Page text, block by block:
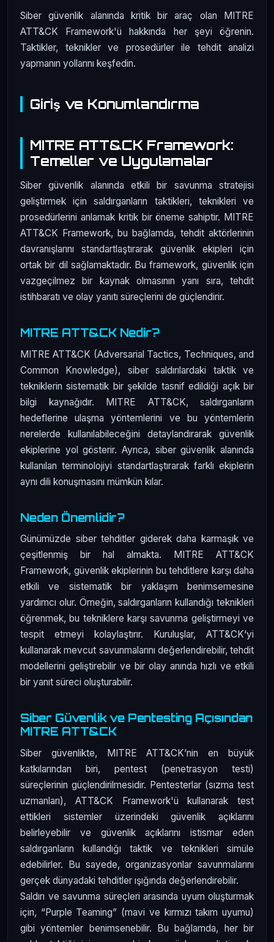
Siber güvenlik alanında kritik bir araç olan MITRE
ATT&CK Framework'ü hakkında her şeyi öğrenin.
Taktikler, teknikler ve prosedürler ile tehdit analizi
yapmanın yollarını keşfedin.
Giriş ve Konumlandırma
MITRE ATT&CK Framework:
Temeller ve Uygulamalar
Siber güvenlik alanında etkili bir savunma stratejisi
geliştirmek için saldırganların taktikleri, teknikleri ve
prosedürlerini anlamak kritik bir öneme sahiptir. MITRE
ATT&CK Framework, bu bağlamda, tehdit aktörlerinin
davranışlarını standartlaştırarak güvenlik ekipleri için
ortak bir dil sağlamaktadır. Bu framework, güvenlik için
vazgeçilmez bir kaynak olmasının yanı sıra, tehdit
istihbaratı ve olay yanıtı süreçlerini de güçlendirir.
MITRE ATT&CK Nedir?
MITRE ATT&CK (Adversarial Tactics, Techniques, and
Common Knowledge), siber saldırılardaki taktik ve
tekniklerin sistematik bir şekilde tasnif edildiği açık bir
bilgi kaynağıdır. MITRE ATT&CK, saldırganların
hedeflerine ulaşma yöntemlerini ve bu yöntemlerin
nerelerde kullanılabileceğini detaylandırarak güvenlik
ekiplerine yol gösterir. Ayrıca, siber güvenlik alanında
kullanılan terminolojiyi standartlaştırarak farklı ekiplerin
aynı dili konuşmasını mümkün kılar.
Neden Önemlidir?
Günümüzde siber tehditler giderek daha karmaşık ve
çeşitlenmiş bir hal almakta. MITRE ATT&CK
Framework, güvenlik ekiplerinin bu tehditlere karşı daha
etkili ve sistematik bir yaklaşım benimsemesine
yardımcı olur. Örneğin, saldırganların kullandığı teknikleri
öğrenmek, bu tekniklere karşı savunma geliştirmeyi ve
tespit etmeyi kolaylaştırır. Kuruluşlar, ATT&CK‘yi
kullanarak mevcut savunmalarını değerlendirebilir, tehdit
modellerini geliştirebilir ve bir olay anında hızlı ve etkili
bir yanıt süreci oluşturabilir.
Siber Güvenlik ve Pentesting Açısından
MITRE ATT&CK
Siber güvenlikte, MITRE ATT&CK’nin en büyük
katkılarından biri, pentest (penetrasyon testi)
süreçlerinin güçlendirilmesidir. Pentesterlar (sızma test
uzmanları), ATT&CK Framework'ü kullanarak test
ettikleri sistemler üzerindeki güvenlik açıklarını
belirleyebilir ve güvenlik açıklarını istismar eden
saldırganların kullandığı taktik ve teknikleri simüle
edebilirler. Bu sayede, organizasyonlar savunmalarını
gerçek dünyadaki tehditler ışığında değerlendirebilir.
Saldırı ve savunma süreçleri arasında uyum oluşturmak
için, “Purple Teaming” (mavi ve kırmızı takım uyumu)
gibi yöntemler benimsenebilir. Bu bağlamda, her bir